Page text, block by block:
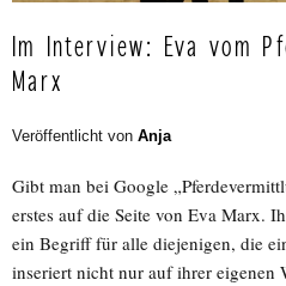
Im Interview: Eva vom
Marx
Veröffentlicht von Anja
Gibt man bei Google
erstes auf die Seite von Eva Marx.
ein Begriff für alle diejenigen, die
inseriert nicht nur auf ihrer eigenen